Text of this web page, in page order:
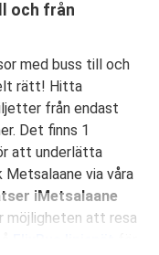
och från
med buss till och
rätt! Hitta
från endast
Det finns 1
att underlätta
via våra
iMetsalaane
möjligheten att resa